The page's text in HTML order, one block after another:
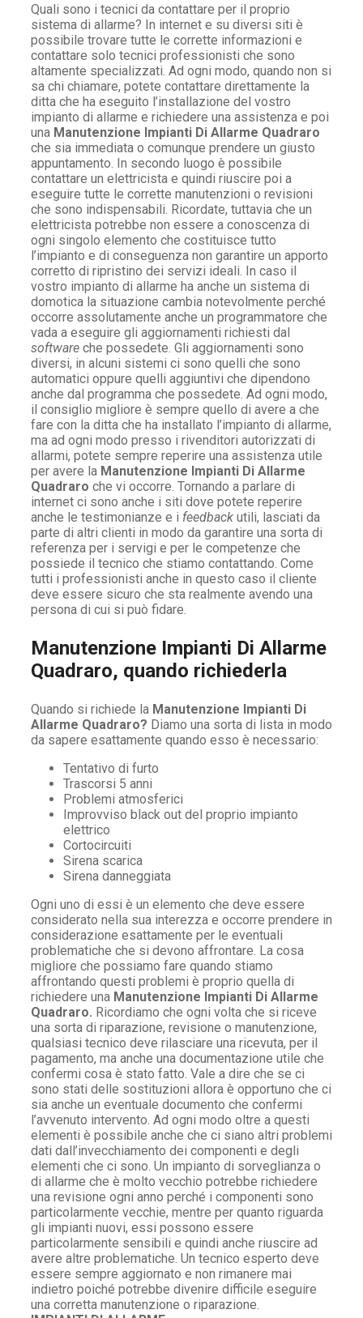
Quali sono i tecnici da contattare per il proprio
sistema di allarme? In internet e su diversi siti è
possibile trovare tutte le corrette informazioni e
contattare solo tecnici professionisti che sono
altamente specializzati. Ad ogni modo, quando non si
sa chi chiamare, potete contattare direttamente la
ditta che ha eseguito l’installazione del vostro
impianto di allarme e richiedere una assistenza e poi
una Manutenzione Impianti Di Allarme Quadraro
che sia immediata o comunque prendere un giusto
appuntamento. In secondo luogo è possibile
contattare un elettricista e quindi riuscire poi a
eseguire tutte le corrette manutenzioni o revisioni
che sono indispensabili. Ricordate, tuttavia che un
elettricista potrebbe non essere a conoscenza di
ogni singolo elemento che costituisce tutto
l’impianto e di conseguenza non garantire un apporto
corretto di ripristino dei servizi ideali. In caso il
vostro impianto di allarme ha anche un sistema di
domotica la situazione cambia notevolmente perché
occorre assolutamente anche un programmatore che
vada a eseguire gli aggiornamenti richiesti dal
software che possedete. Gli aggiornamenti sono
diversi, in alcuni sistemi ci sono quelli che sono
automatici oppure quelli aggiuntivi che dipendono
anche dal programma che possedete. Ad ogni modo,
il consiglio migliore è sempre quello di avere a che
fare con la ditta che ha installato l’impianto di allarme,
ma ad ogni modo presso i rivenditori autorizzati di
allarmi, potete sempre reperire una assistenza utile
per avere la Manutenzione Impianti Di Allarme
Quadraro che vi occorre. Tornando a parlare di
internet ci sono anche i siti dove potete reperire
anche le testimonianze e i feedback utili, lasciati da
parte di altri clienti in modo da garantire una sorta di
referenza per i servigi e per le competenze che
possiede il tecnico che stiamo contattando. Come
tutti i professionisti anche in questo caso il cliente
deve essere sicuro che sta realmente avendo una
persona di cui si può fidare.
Manutenzione Impianti Di Allarme
Quadraro, quando richiederla
Quando si richiede la Manutenzione Impianti Di
Allarme Quadraro? Diamo una sorta di lista in modo
da sapere esattamente quando esso è necessario:
Tentativo di furto
Trascorsi 5 anni
Problemi atmosferici
Improvviso black out del proprio impianto
elettrico
Cortocircuiti
Sirena scarica
Sirena danneggiata
Ogni uno di essi è un elemento che deve essere
considerato nella sua interezza e occorre prendere in
considerazione esattamente per le eventuali
problematiche che si devono affrontare. La cosa
migliore che possiamo fare quando stiamo
affrontando questi problemi è proprio quella di
richiedere una Manutenzione Impianti Di Allarme
Quadraro. Ricordiamo che ogni volta che si riceve
una sorta di riparazione, revisione o manutenzione,
qualsiasi tecnico deve rilasciare una ricevuta, per il
pagamento, ma anche una documentazione utile che
confermi cosa è stato fatto. Vale a dire che se ci
sono stati delle sostituzioni allora è opportuno che ci
sia anche un eventuale documento che confermi
l’avvenuto intervento. Ad ogni modo oltre a questi
elementi è possibile anche che ci siano altri problemi
dati dall’invecchiamento dei componenti e degli
elementi che ci sono. Un impianto di sorveglianza o
di allarme che è molto vecchio potrebbe richiedere
una revisione ogni anno perché i componenti sono
particolarmente vecchie, mentre per quanto riguarda
gli impianti nuovi, essi possono essere
particolarmente sensibili e quindi anche riuscire ad
avere altre problematiche. Un tecnico esperto deve
essere sempre aggiornato e non rimanere mai
indietro poiché potrebbe divenire difficile eseguire
una corretta manutenzione o riparazione.